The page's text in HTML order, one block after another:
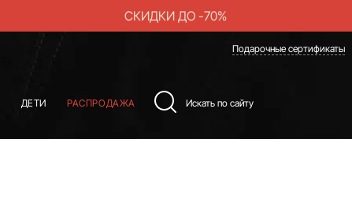
СКИДКИ ДО -70%
Подарочные сертификаты
ДЕТИ РАСПРОДАЖА